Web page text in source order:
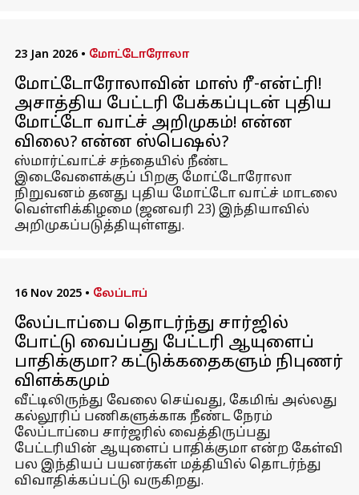
23 Jan 2026 • மோட்டோரோலா
மோட்டோரோலாவின் மாஸ் ரீ-என்ட்ரி!
அசாத்திய பேட்டரி பேக்கப்புடன் புதிய
மோட்டோ வாட்ச் அறிமுகம்! என்ன
விலை? என்ன ஸ்பெஷல்?
ஸ்மார்ட்வாட்ச் சந்தையில் நீண்ட
இடைவேளைக்குப் பிறகு மோட்டோரோலா
நிறுவனம் தனது புதிய மோட்டோ வாட்ச் மாடலை
வெள்ளிக்கிழமை (ஜனவரி 23) இந்தியாவில்
அறிமுகப்படுத்தியுள்ளது.
16 Nov 2025 • லேப்டாப்
லேப்டாப்பை தொடர்ந்து சார்ஜில்
போட்டு வைப்பது பேட்டரி ஆயுளைப்
பாதிக்குமா? கட்டுக்கதைகளும் நிபுணர்
விளக்கமும்
வீட்டிலிருந்து வேலை செய்வது, கேமிங் அல்லது
கல்லூரிப் பணிகளுக்காக நீண்ட நேரம்
லேப்டாப்பை சார்ஜரில் வைத்திருப்பது
பேட்டரியின் ஆயுளைப் பாதிக்குமா என்ற கேள்வி
பல இந்தியப் பயனர்கள் மத்தியில் தொடர்ந்து
விவாதிக்கப்பட்டு வருகிறது.